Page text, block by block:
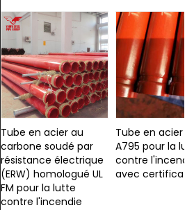
Tube en acier au
carbone soudé par
résistance électrique
(ERW) homologué UL
FM pour la lutte
contre l'incendie
Tube en acier
A795 pour la
contre
avec